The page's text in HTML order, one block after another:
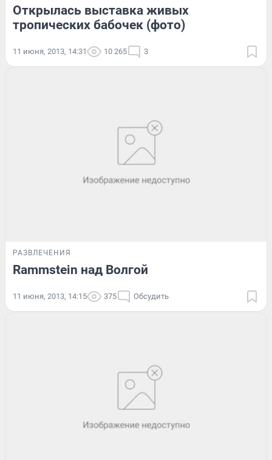
Открылась выставка живых
тропических бабочек (фото)
11 июня, 2013, 14:31 10 265 3
РАЗВЛЕЧЕНИЯ
Rammstein над Волгой
11 июня, 2013, 14:15 375 Обсудить